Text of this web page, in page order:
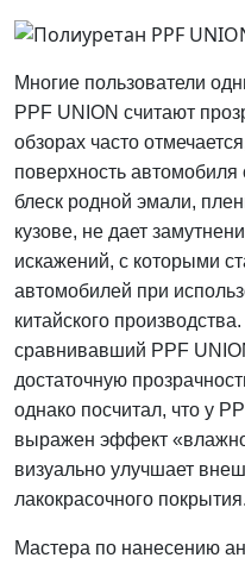
Многие пользователи
PPF UNION считают
обзорах часто
поверхность автомобиля
блеск родной эмали,
кузове, не дает
искажений, с которыми
автомобилей при
китайского
сравнивавший PPF
достаточную
однако посчитал, что у
выражен эффект
визуально улучшает
лакокрасочного покрытия.
Мастера по нанесению